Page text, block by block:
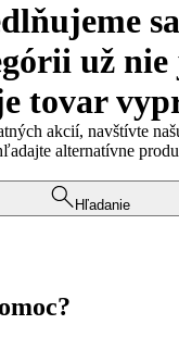
už nie
tovar
akcií, navštívte
alternatívne
Hľadanie